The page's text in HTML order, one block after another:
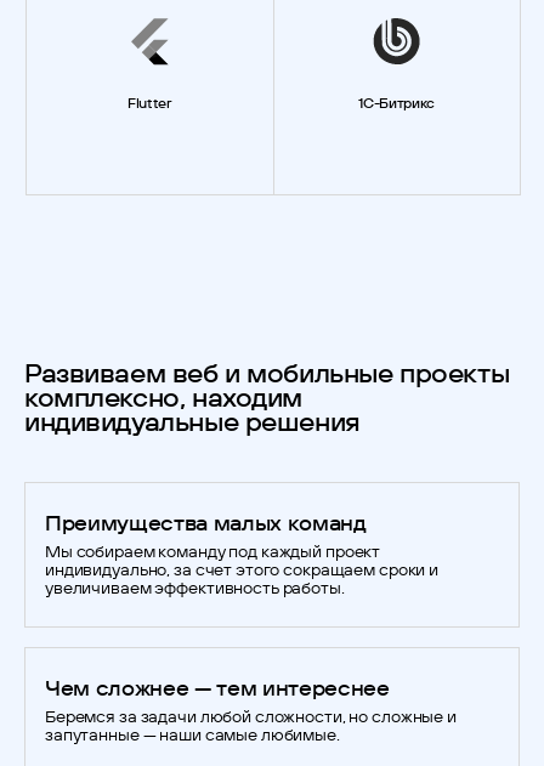
Flutter 1C-Битрикс
Развиваем веб и мобильные проекты
комплексно, находим
индивидуальные решения
Преимущества малых команд
Мы собираем команду под каждый проект
индивидуально, за счет этого сокращаем сроки и
увеличиваем эффективность работы.
Чем сложнее — тем интереснее
Беремся за задачи любой сложности, но сложные и
запутанные — наши самые любимые.